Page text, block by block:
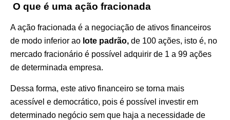
O que é uma ação fracionada
A ação fracionada é a negociação de ativos financeiros
de modo inferior ao lote padrão, de 100 ações, isto é, no
mercado fracionário é possível adquirir de 1 a 99 ações
de determinada empresa.
Dessa forma, este ativo financeiro se torna mais
acessível e democrático, pois é possível investir em
determinado negócio sem que haja a necessidade de